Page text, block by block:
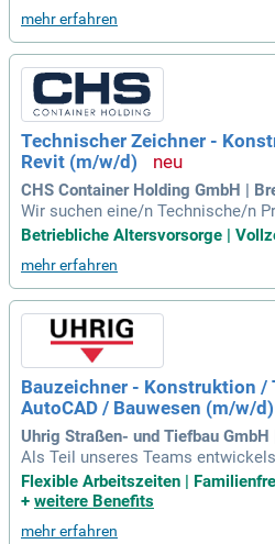
mehr erfahren
Technischer Zeichner -
Revit (m/w/d)
CHS Container Holding GmbH |
Wir suchen eine/n Technische/n
rgleichbare Qualifikation mit
AutoCAD und Revit. Ihre Stärken
ng und 2D-Zeichnungsableitung.
ssverfahren und Reverse
Erfahrungen mit Raumelementen
ystemen wie Navision oder
arbeiten Sie strukturiert und
mmunizieren sicher auf Deutsch
e von attraktiven
orsorge,
ke-Leasing.
Betriebliche Altersvorsorge |
mehr erfahren
Bauzeichner - Konstruktion /
AutoCAD / Bauwesen (m/w/d)
Uhrig Straßen- und Tiefbau GmbH
Als Teil unseres Teams
szeichnungen und bereitest
u arbeitest eng mit unseren
ein. Voraussetzung ist eine
Flexible Arbeitszeiten |
+ weitere Benefits
mehr erfahren